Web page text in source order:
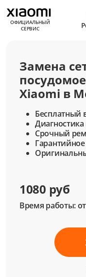
ОФИЦИАЛЬНЫЙ
СЕРВИС
Замена
Xiaomi в
Бесплатный
Диагностика
Срочный
1080 руб
Время работы: